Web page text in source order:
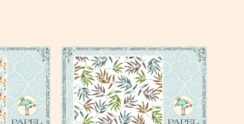
VG024
quantity